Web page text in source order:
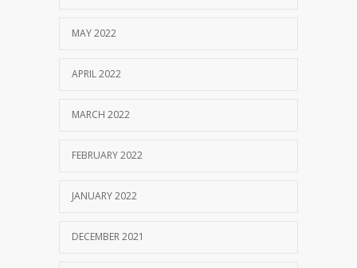
MAY 2022
APRIL 2022
MARCH 2022
FEBRUARY 2022
JANUARY 2022
DECEMBER 2021